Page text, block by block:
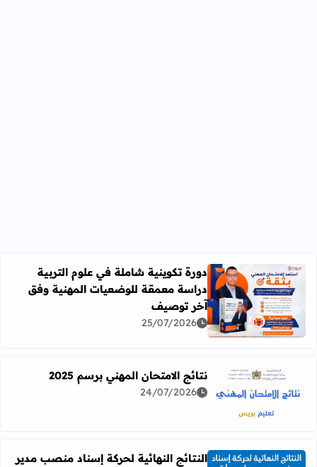
اقرأ المزيد عن دورة تكوينية شاملة في علوم التربية
دورة تكوينية شاملة في علوم التربية
دراسة معمقة للوضعيات المهنية وفق
آخر توصيف
25/07/2026
اقرأ المزيد عن نتائج الامتحان المهني برسم 2025
نتائج الامتحان المهني برسم 2025
24/07/2026
النتائج النهائية لحركة إسناد منصب مدير